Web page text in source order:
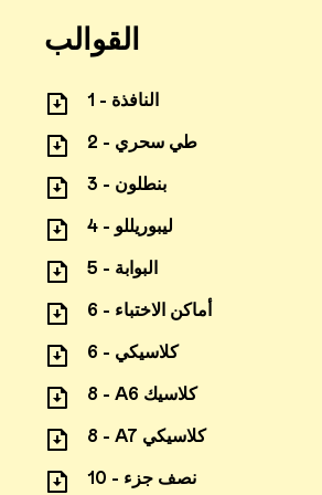
القوالب
1 - النافذة
2 - طي سحري
3 - بنطلون
4 - ليبوريللو
5 - البوابة
6 - أماكن الاختباء
6 - كلاسيكي
8 - A6 كلاسيك
8 - A7 كلاسيكي
10 - نصف جزء